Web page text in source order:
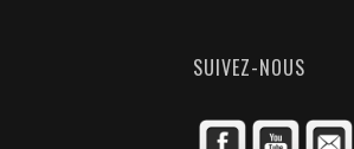
SUIVEZ-NOUS